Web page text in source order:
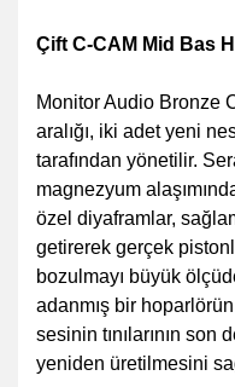
Çift C-CAM Mid Bas
Monitor Audio Bronze
aralığı, iki adet yeni
tarafından yönetilir.
magnezyum
özel diyaframlar,
getirerek gerçek
bozulmayı büyük
adanmış bir
sesinin tınılarının son
yeniden üretilmesini